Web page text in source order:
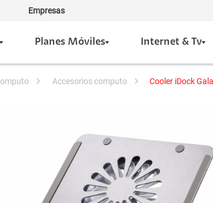
Empresas
Planes Móviles Internet & Tv
computo accesorios computo Cooler iDock